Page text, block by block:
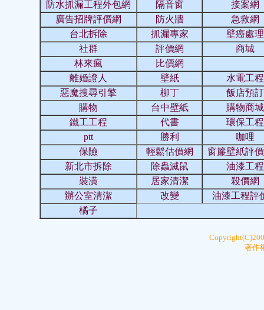
防水抓漏工程外包網
隔音窗
接案網
廣告招牌評價網
防火牆
急救網
台北拆除
抓漏專家
壁癌處理
社群
評價網
商城
林來瘋
比價網
離婚證人
壁紙
水電工程
惡魔搜尋引擎
柳丁
飯店預訂
購物
台中壁紙
購物商城
鐵工工程
代書
環保工程
ptt
勝利
咖哩
保險
輕鬆估價網
窗簾壁紙評
新北市拆除
除蟲滅鼠
油漆工程
裝潢
居家清潔
殺價網
辦公室清潔
改變
油漆工程評
橘子
著作